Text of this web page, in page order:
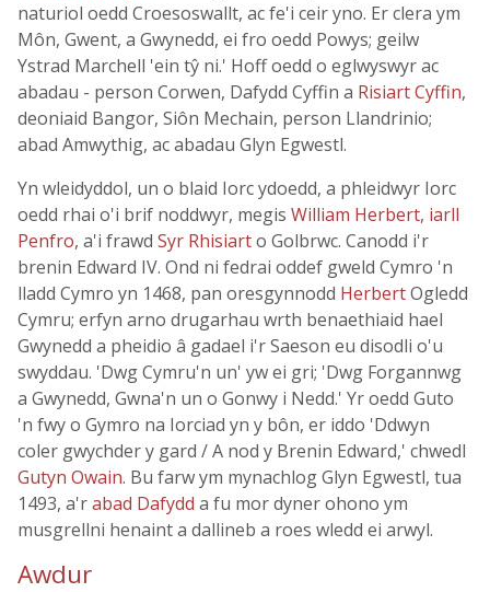
naturiol oedd Croesoswallt, ac fe'i ceir yno. Er clera ym
Môn, Gwent, a Gwynedd, ei fro oedd Powys; geilw
Ystrad Marchell 'ein tŷ ni.' Hoff oedd o eglwyswyr ac
abadau - person Corwen, Dafydd Cyffin a Risiart Cyffin,
deoniaid Bangor, Siôn Mechain, person Llandrinio;
abad Amwythig, ac abadau Glyn Egwestl.
Yn wleidyddol, un o blaid Iorc ydoedd, a phleidwyr Iorc
oedd rhai o'i brif noddwyr, megis William Herbert, iarll
Penfro, a'i frawd Syr Rhisiarto Golbrwc. Canodd i'r
brenin Edward IV. Ond ni fedrai oddef gweld Cymro 'n
lladd Cymro yn 1468, pan oresgynnodd HerbertOgledd
Cymru; erfyn arno drugarhau wrth benaethiaid hael
Gwynedd a pheidio â gadael i'r Saeson eu disodli o'u
swyddau. 'Dwg Cymru'n un' yw ei gri; 'Dwg Forgannwg
a Gwynedd, Gwna'n un o Gonwy i Nedd.' Yr oedd Guto
'n fwy o Gymro na Iorciad yn y bôn, er iddo 'Ddwyn
coler gwychder y gard / A nod y Brenin Edward,' chwedl
Gutyn Owain. Bu farw ym mynachlog Glyn Egwestl, tua
1493, a'rabad Dafydd a fu mor dyner ohono ym
musgrellni henaint a dallineb a roes wledd ei arwyl.
Awdur